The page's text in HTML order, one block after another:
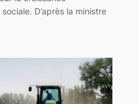
D’après la ministre